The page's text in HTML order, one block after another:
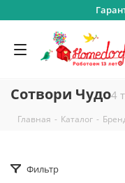
Сотвори Чудо4
Главная - Каталог -
Фильтр